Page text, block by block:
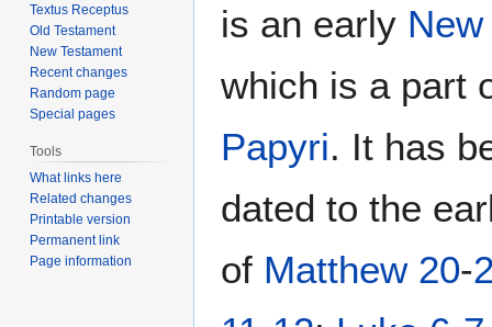
is an early
which is a part
Papyri. It has
dated to the
of Matthew 20-
Textus Receptus
Old Testament
New Testament
Recent changes
Random page
Special pages
Tools
What links here
Related changes
Printable version
Permanent link
Page information